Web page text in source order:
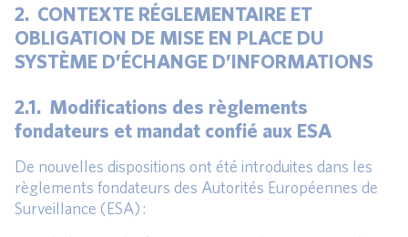
2. CONTEXTE RÉGLEMENTAIRE ET
OBLIGATION DE MISE EN PLACE DU
SYSTÈME D’ÉCHANGE D’INFORMATIONS
2.1. Modifications des règlements
fondateurs et mandat confié aux ESA
De nouvelles dispositions ont été introduites dans les
règlements fondateurs des Autorités Européennes de
Surveillance (ESA) :